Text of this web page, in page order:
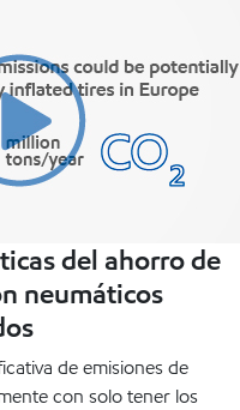
del ahorro de
neumáticos
de emisiones de
con solo tener los